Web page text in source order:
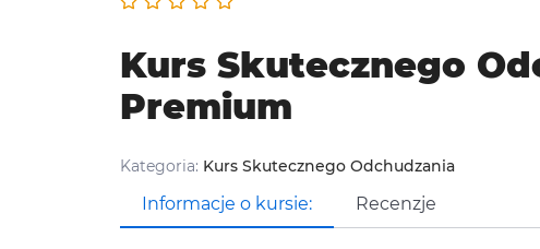
Kurs Skutecznego
Premium
Kategoria: Kurs Skutecznego Odchudzania
Informacje o kursie:
Recenzje